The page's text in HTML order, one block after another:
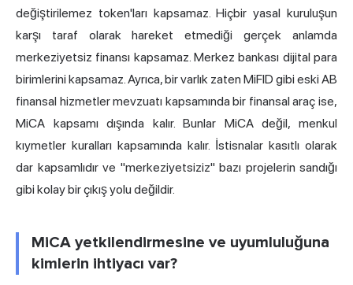
değiştirilemez token'ları kapsamaz. Hiçbir yasal kuruluşun
karşı taraf olarak hareket etmediği gerçek anlamda
merkeziyetsiz finansı kapsamaz. Merkez bankası dijital para
birimlerini kapsamaz. Ayrıca, bir varlık zaten MiFID gibi eski AB
finansal hizmetler mevzuatı kapsamında bir finansal araç ise,
MiCA kapsamı dışında kalır. Bunlar MiCA değil, menkul
kıymetler kuralları kapsamında kalır. İstisnalar kasıtlı olarak
dar kapsamlıdır ve "merkeziyetsiziz" bazı projelerin sandığı
gibi kolay bir çıkış yolu değildir.
MiCA yetkilendirmesine ve uyumluluğuna
kimlerin ihtiyacı var?